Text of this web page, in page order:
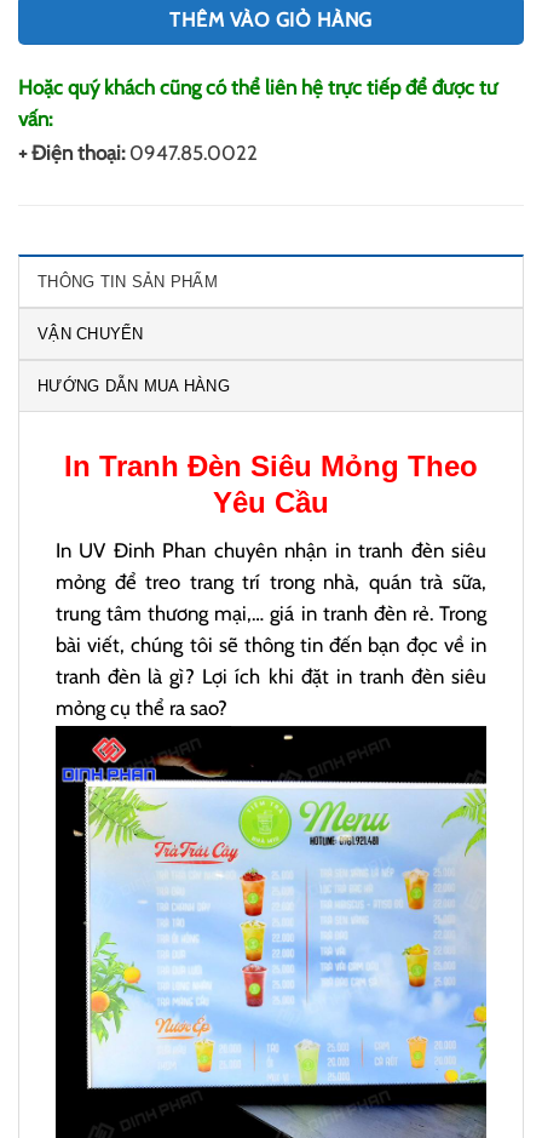
THÊM VÀO GIỎ HÀNG
Hoặc quý khách cũng có thể liên hệ trực tiếp để được tư
vấn:
+ Điện thoại: 0947.85.0022
THÔNG TIN SẢN PHẨM
VẬN CHUYỂN
HƯỚNG DẪN MUA HÀNG
In Tranh Đèn Siêu Mỏng Theo
Yêu Cầu
In UV Đinh Phan chuyên nhận in tranh đèn siêu
mỏng để treo trang trí trong nhà, quán trà sữa,
trung tâm thương mại,… giá in tranh đèn rẻ. Trong
bài viết, chúng tôi sẽ thông tin đến bạn đọc về in
tranh đèn là gì? Lợi ích khi đặt in tranh đèn siêu
mỏng cụ thể ra sao?